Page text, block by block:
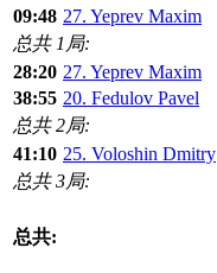
09:48 27. Yeprev Maxim
总共 1局:
28:20 27. Yeprev Maxim
38:55 20. Fedulov Pavel
总共 2局:
41:10 25. Voloshin Dmitry
总共 3局:
总共: